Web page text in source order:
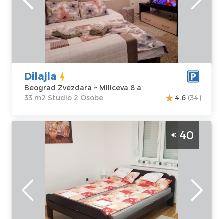
Beograd
Zvezdara
Adresa:Miliceva
30 €
Kvadratura :33
m2
Struktura :
Studio
Dilajla
Beograd Zvezdara ~ Miliceva 8 a
33 m2 Studio 2 Osobe
4.6 (34)
Studio Apartman Flowers 1 Beograd Savski
Venac, studio apartman, velicine 25m2 na
Lokacija:
Beograd Savski
Gosti:2
Kvadratura :25
m2
€ 40